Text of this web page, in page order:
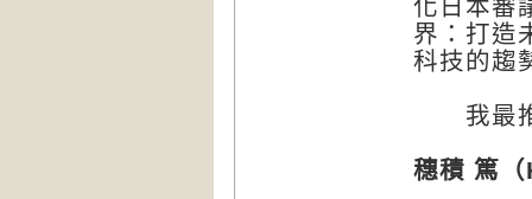
化日本審
界：打造
科技的趨
我最推
穗積 篤